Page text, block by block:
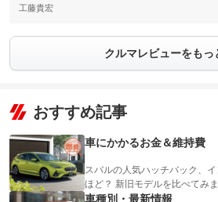
工藤貴宏
クルマレビューをもっ
おすすめ記事
車にかかるお金＆維持費
スバルの人気ハッチバック、
ほど？ 新旧モデルを比べてみま
車種別・最新情報